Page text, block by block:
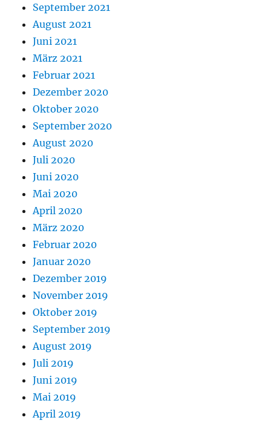
September 2021
August 2021
Juni 2021
März 2021
Februar 2021
Dezember 2020
Oktober 2020
September 2020
August 2020
Juli 2020
Juni 2020
Mai 2020
April 2020
März 2020
Februar 2020
Januar 2020
Dezember 2019
November 2019
Oktober 2019
September 2019
August 2019
Juli 2019
Juni 2019
Mai 2019
April 2019